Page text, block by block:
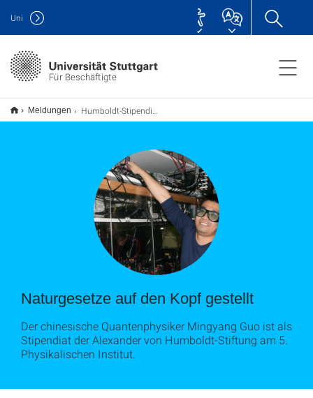
Für Beschäftigte
Uni
Meldungen Humboldt-Stipendiat Mingyang Guo
Naturgesetze auf den Kopf gestellt
Der chinesische Quantenphysiker Mingyang Guo ist als
Stipendiat der Alexander von Humboldt-Stiftung am 5.
Physikalischen Institut.